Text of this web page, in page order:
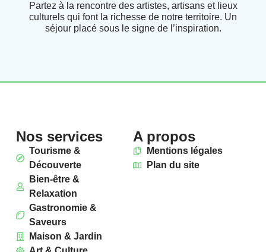
Partez à la rencontre des artistes, artisans et lieux
culturels qui font la richesse de notre territoire. Un
séjour placé sous le signe de l’inspiration.
Nos services
Tourisme &
Découverte
Bien-être &
Relaxation
Gastronomie &
Saveurs
Maison & Jardin
A propos
Mentions légales
Plan du site